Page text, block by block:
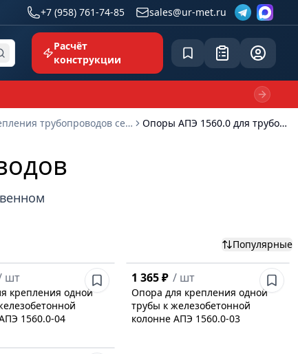
+7 (958) 761-74-85 sales@ur-met.ru
Расчёт
конструкции
Сохранённое
Заявка
Next
Типовые узлы крепления трубопроводов серия 5.908-2 Опоры АПЭ 1560.0 для трубопроводов
Популярные
шт
крепления одной
1560.0-04
1 365 ₽ / шт
Опора для крепления одной
трубы к железобетонной
колонне АПЭ 1560.0-03